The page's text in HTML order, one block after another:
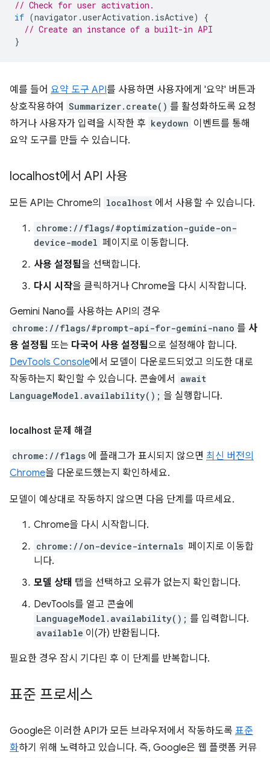
// Check for user activation.
if (navigator .userActivation . isActive)
{
// Create an instance of a built-in API
}
예를 들어 요약 도구 API를 사용하면 사용자에게 '요약' 버튼과
상호작용하여 Summarizer.create() 를 활성화하도록 요청
하거나 사용자가 입력을 시작한 후 keydown 이벤트를 통해
요약 도구를 만들 수 있습니다.
localhost에서 API 사용
모든 API는 Chrome의 localhost 에서 사용할 수 있습니다.
chrome://flags/#optimization-guide-on-
device-model 페이지로 이동합니다.
사용 설정됨을 선택합니다.
다시 시작을 클릭하거나 Chrome을 다시 시작합니다.
Gemini Nano를 사용하는 API의 경우
chrome://flags/#prompt-api-for-gemini-nano 를 사
용 설정됨 또는 다국어 사용 설정됨으로 설정해야 합니다.
DevTools Console에서 모델이 다운로드되었고 의도한 대로
작동하는지 확인할 수 있습니다. 콘솔에서
await
LanguageModel.availability(); 을 실행합니다.
localhost 문제 해결
chrome://flags 에 플래그가 표시되지 않으면 최신 버전의
Chrome을 다운로드했는지 확인하세요.
모델이 예상대로 작동하지 않으면 다음 단계를 따르세요.
Chrome을 다시 시작합니다.
chrome://on-device-internals 페이지로 이동합
니다.
모델 상태 탭을 선택하고 오류가 없는지 확인합니다.
DevTools를 열고 콘솔에
LanguageModel.availability(); 를 입력합니다.
available 이(가) 반환됩니다.
필요한 경우 잠시 기다린 후 이 단계를 반복합니다.
표준 프로세스
Google은 이러한 API가 모든 브라우저에서 작동하도록 표준
화하기 위해 노력하고 있습니다. 즉, Google은 웹 플랫폼 커뮤